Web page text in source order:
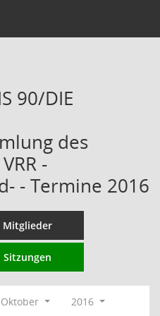
90/DIE
des
-
- Termine 2016
Mitglieder
Sitzungen
Oktober
2016